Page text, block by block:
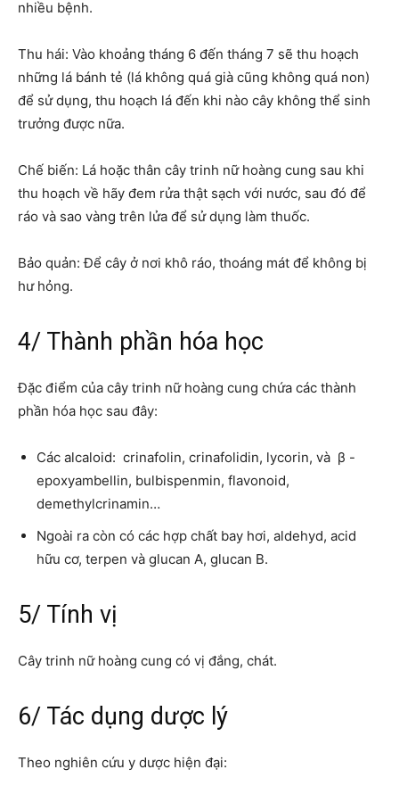
nhiều bệnh.
Thu hái: Vào khoảng tháng 6 đến tháng 7 sẽ thu hoạch
những lá bánh tẻ (lá không quá già cũng không quá non)
để sử dụng, thu hoạch lá đến khi nào cây không thể sinh
trưởng được nữa.
Chế biến: Lá hoặc thân cây trinh nữ hoàng cung sau khi
thu hoạch về hãy đem rửa thật sạch với nước, sau đó để
ráo và sao vàng trên lửa để sử dụng làm thuốc.
Bảo quản: Để cây ở nơi khô ráo, thoáng mát để không bị
hư hỏng.
4/ Thành phần hóa học
Đặc điểm của cây trinh nữ hoàng cung chứa các thành
phần hóa học sau đây:
Các alcaloid: crinafolin, crinafolidin, lycorin, và β -
epoxyambellin, bulbispenmin, flavonoid,
demethylcrinamin…
Ngoài ra còn có các hợp chất bay hơi, aldehyd, acid
hữu cơ, terpen và glucan A, glucan B.
5/ Tính vị
Cây trinh nữ hoàng cung có vị đắng, chát.
6/ Tác dụng dược lý
Theo nghiên cứu y dược hiện đại: